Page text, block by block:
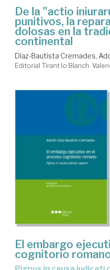
De la "actio
punitivos, la
dolosas en la
continental
Díaz-Bautista Cremades,
Editorial Tirant lo Blanch.
El embargo
cognitorio